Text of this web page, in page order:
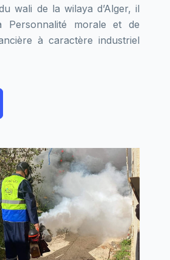
wali de la wilaya d’Alger, il
morale et de
à caractère industriel